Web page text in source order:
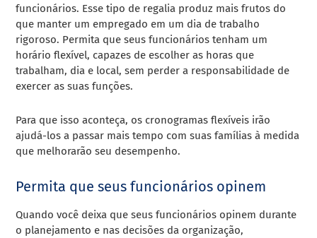
funcionários. Esse tipo de regalia produz mais frutos do
que manter um empregado em um dia de trabalho
rigoroso. Permita que seus funcionários tenham um
horário flexível, capazes de escolher as horas que
trabalham, dia e local, sem perder a responsabilidade de
exercer as suas funções.
Para que isso aconteça, os cronogramas flexíveis irão
ajudá-los a passar mais tempo com suas famílias à medida
que melhorarão seu desempenho.
Permita que seus funcionários opinem
Quando você deixa que seus funcionários opinem durante
o planejamento e nas decisões da organização,